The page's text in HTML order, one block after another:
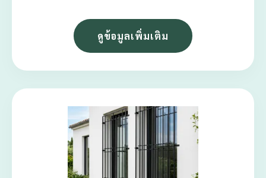
ดูข้อมูลเพิ่มเติม